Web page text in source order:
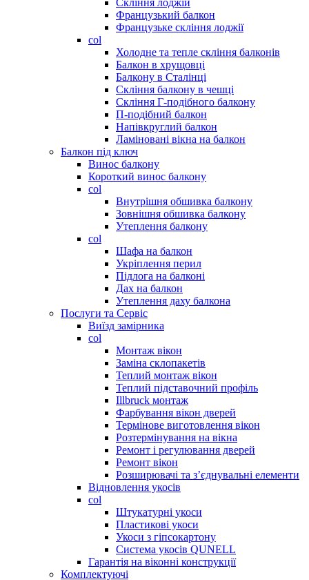
Скління лоджій
Французький балкон
Французьке скління лоджії
col
Холодне та тепле скління балконів
Балкон в хрущовці
Балкону в Сталінці
Скління балкону в чешці
Скління Г-подібного балкону
П-подібний балкон
Напівкруглий балкон
Ламіновані вікна на балкон
Балкон під ключ
Винос балкону
Короткий винос балкону
col
Внутрішня обшивка балкону
Зовнішня обшивка балкону
Утеплення балкону
col
Шафа на балкон
Укріплення перил
Підлога на балконі
Дах на балкон
Утеплення даху балкона
Послуги та Сервіс
Виїзд замірника
col
Монтаж вікон
Заміна склопакетів
Теплий монтаж вікон
Теплий підставочний профіль
Illbruck монтаж
Фарбування вікон дверей
Термінове виготовлення вікон
Розтермінування на вікна
Ремонт і регулювання дверей
Ремонт вікон
Розширювачі та з’єднувальні елементи
Відновлення укосів
col
Штукатурні укоси
Пластикові укоси
Укоси з гіпсокартону
Система укосів QUNELL
Гарантія на віконні конструкції
Комплектуючі